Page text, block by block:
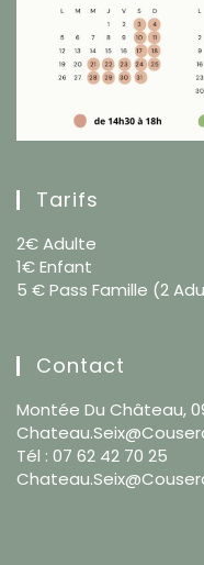
Tarifs
2€ Adulte
1€ Enfant
5 € Pass Famille (2
Contact
Montée Du Château,
Tél : 07 62 42 70 25